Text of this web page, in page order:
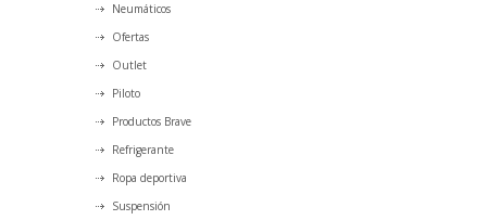
Neumáticos
Ofertas
Outlet
Piloto
Productos Brave
Refrigerante
Ropa deportiva
Suspensión